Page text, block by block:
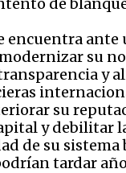
encuentra
su
y
su
y debilitar
de su sistema
tardar